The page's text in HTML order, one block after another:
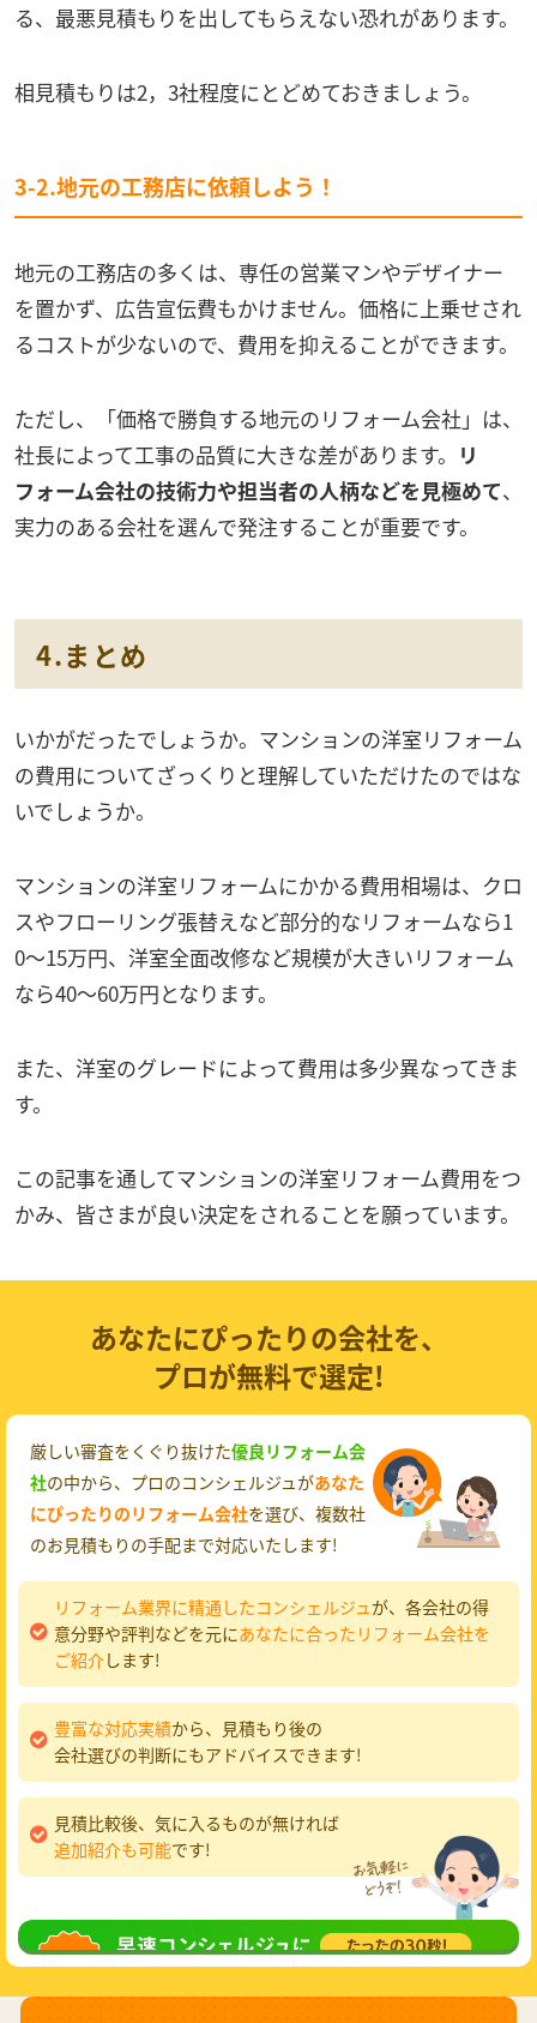
る、最悪見積もりを出してもらえない恐れがあります。
相見積もりは2，3社程度にとどめておきましょう。
3-2.地元の工務店に依頼しよう！
地元の工務店の多くは、専任の営業マンやデザイナー
を置かず、広告宣伝費もかけません。価格に上乗せされ
るコストが少ないので、費用を抑えることができます。
ただし、「価格で勝負する地元のリフォーム会社」は、
社長によって工事の品質に大きな差があります。 リ
フォーム会社の技術力や担当者の人柄などを見極めて、
実力のある会社を選んで発注することが重要です。
4.まとめ
いかがだったでしょうか。マンションの洋室リフォーム
の費用についてざっくりと理解していただけたのではな
いでしょうか。
マンションの洋室リフォームにかかる費用相場は、クロ
スやフローリング張替えなど部分的なリフォームなら1
0～15万円、洋室全面改修など規模が大きいリフォーム
なら40～60万円となります。
また、洋室のグレードによって費用は多少異なってきま
す。
この記事を通してマンションの洋室リフォーム費用をつ
かみ、皆さまが良い決定をされることを願っています。
あなたにぴったりの会社を、
プロが無料で選定!
厳しい審査をくぐり抜けた優良リフォーム会
社の中から、プロのコンシェルジュがあなた
にぴったりのリフォーム会社を選び、複数社
のお見積もりの手配まで対応いたします!
リフォーム業界に精通したコンシェルジュ が、各会社の得
意分野や評判などを元にあなたに合ったリフォーム会社を
ご紹介します!
豊富な対応実績から、見積もり後の
会社選びの判断にもアドバイスできます!
見積比較後、気に入るものが無ければ
追加紹介も可能です!
無料相談してみる